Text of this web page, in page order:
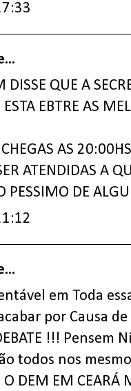
DISSE QUE A
EBTRE AS
CHEGAS AS
ATENDIDAS A
PESSIMO DE
em Toda
por Causa de
!!! Pensem
todos nos
O DEM EM